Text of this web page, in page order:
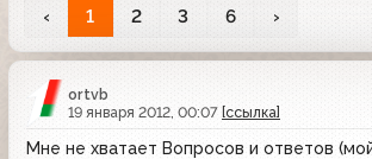
‹ 1 2 3 6 ›
ortvb
19 января 2012, 00:07 [ссылка]
Мне не хватает Вопросов и ответов